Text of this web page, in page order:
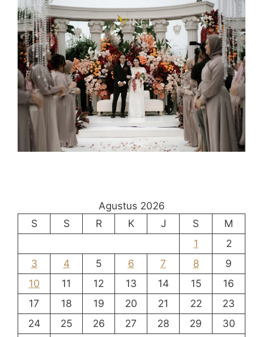
Agustus 2026
S
S R K J S
M
1
2
3
4 5 6 7 8
9
10
11 12 13 14 15
16
17
18 19 20 21 22
23
24
25 26 27 28 29
30